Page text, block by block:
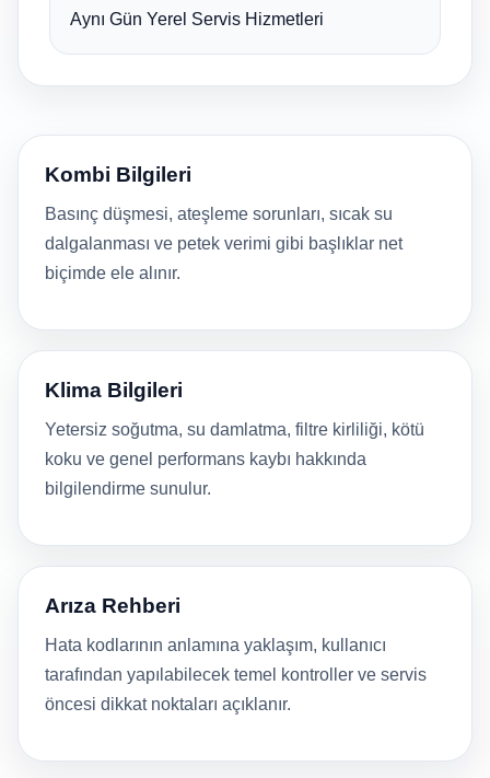
Aynı Gün Yerel Servis Hizmetleri
Kombi Bilgileri
Basınç düşmesi, ateşleme sorunları, sıcak su
dalgalanması ve petek verimi gibi başlıklar net
biçimde ele alınır.
Klima Bilgileri
Yetersiz soğutma, su damlatma, filtre kirliliği, kötü
koku ve genel performans kaybı hakkında
bilgilendirme sunulur.
Arıza Rehberi
Hata kodlarının anlamına yaklaşım, kullanıcı
tarafından yapılabilecek temel kontroller ve servis
öncesi dikkat noktaları açıklanır.